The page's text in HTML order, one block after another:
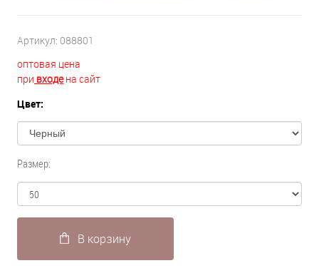
Артикул: 088801
оптовая цена
при входена сайт
Цвет:
Размер:
В корзину